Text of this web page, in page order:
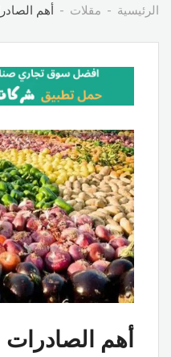
الرئيسية مقلات أهم
أهم الصادرات